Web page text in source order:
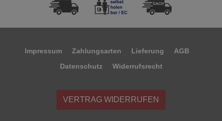
Impressum Zahlungsarten Lieferung
AGB
Datenschutz
Widerrufsrecht
VERTRAG WIDERRUFEN